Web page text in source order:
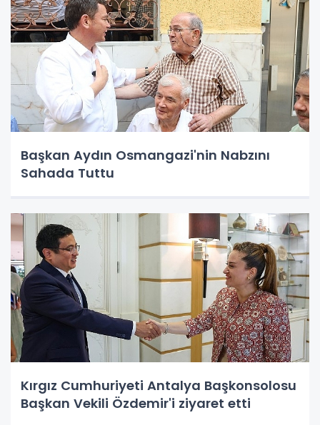
Başkan Aydın Osmangazi'nin Nabzını
Sahada Tuttu
Kırgız Cumhuriyeti Antalya Başkonsolosu
Başkan Vekili Özdemir'i ziyaret etti